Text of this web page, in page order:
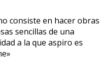
consiste en hacer obras
sencillas de una
a la que aspiro es